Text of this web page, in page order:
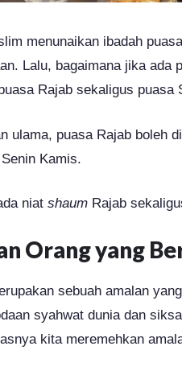
menunaikan ibadah
Lalu, bagaimana jika ada
Rajab sekaligus puasa
ulama, puasa Rajab boleh
Kamis.
niat shaum Rajab
Orang yang
sebuah amalan
syahwat dunia dan
kita meremehkan